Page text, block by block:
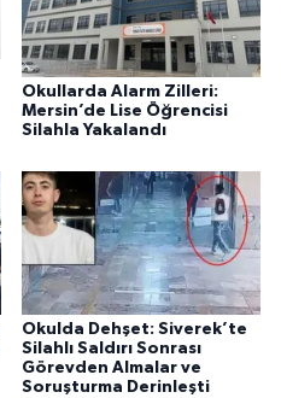
Okullarda Alarm Zilleri:
Mersin’de Lise Öğrencisi
Silahla Yakalandı
Okulda Dehşet: Siverek’te
Silahlı Saldırı Sonrası
Görevden Almalar ve
Soruşturma Derinleşti